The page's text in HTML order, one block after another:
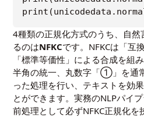
4種類の正規化方式のうち、自
るのはNFKCです。NFKCは「互
「標準等価性」による合成を組
半角の統一、丸数字「①」を通
った処理を行い、テキストを効
とができます。実務のNLPパイ
前処理として必ずNFKC正規化